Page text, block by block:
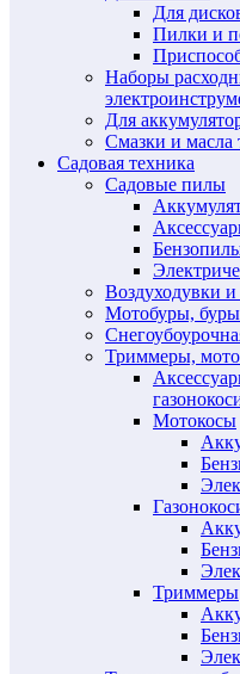
Для
Пилки и
Наборы
Для
Смазки и масла
Садовая техника
Садовые пилы
Воздуходувки
Мотобуры,
Триммеры,
Мотокосы
Триммеры